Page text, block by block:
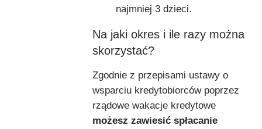
najmniej 3 dzieci.
Na jaki okres i ile razy można
skorzystać?
Zgodnie z przepisami ustawy o
wsparciu kredytobiorców poprzez
rządowe wakacje kredytowe
możesz zawiesić spłacanie